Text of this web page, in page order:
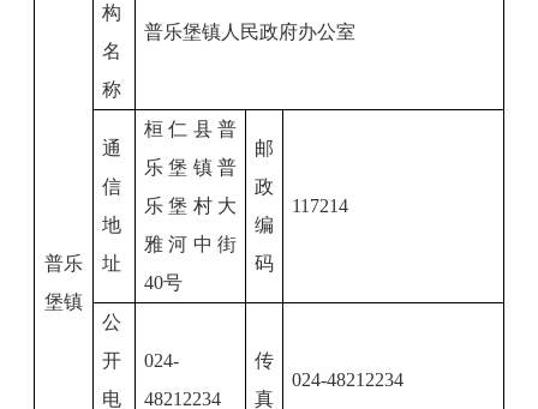
普乐
堡镇
构
名
称
普乐堡镇人民政府办公室
通
信
地
址
桓仁县普
乐堡镇普
乐堡村大
雅河中街
40号
邮
政
编
码
117214
公
开
电
024-
48212234
传
真
024-48212234